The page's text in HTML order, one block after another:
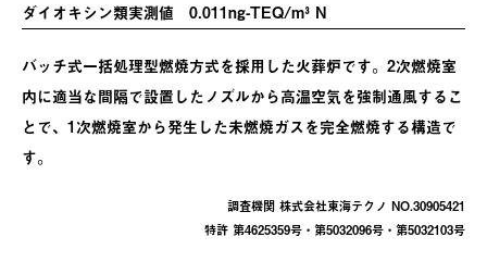
ダイオキシン類実測値 0.011ng-TEQ/m³ N
バッチ式一括処理型燃焼方式を採用した火葬炉です。2次燃焼室
内に適当な間隔で設置したノズルから高温空気を強制通風するこ
とで、1次燃焼室から発生した未燃焼ガスを完全燃焼する構造で
す。
調査機関 株式会社東海テクノ NO.30905421
特許 第4625359号・第5032096号・第5032103号